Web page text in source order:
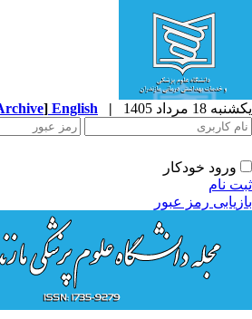
18 مرداد 1405 |
English
[Archive]
ورود خودکار
نام
رمز عبور